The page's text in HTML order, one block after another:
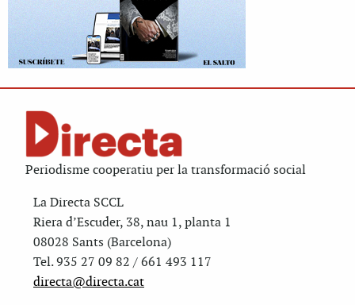
Periodisme cooperatiu per la transformació social
La Directa SCCL
Riera d’Escuder, 38, nau 1, planta 1
08028 Sants (Barcelona)
Tel. 935 27 09 82 / 661 493 117
directa@directa.cat